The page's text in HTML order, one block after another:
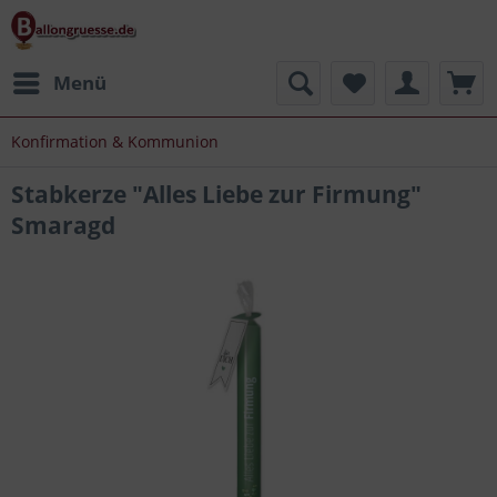
Menü
Konfirmation & Kommunion
Stabkerze "Alles Liebe zur Firmung"
Smaragd